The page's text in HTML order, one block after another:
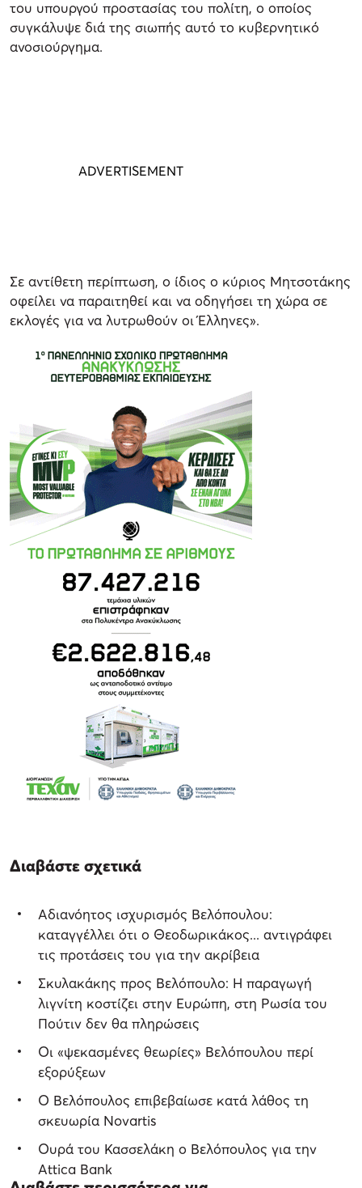
του υπουργού προστασίας του πολίτη, ο οποίος
συγκάλυψε διά της σιωπής αυτό το κυβερνητικό
ανοσιούργημα.
Σε αντίθετη περίπτωση, ο ίδιος ο κύριος Μητσοτάκης
οφείλει να παραιτηθεί και να οδηγήσει τη χώρα σε
εκλογές για να λυτρωθούν οι Έλληνες».
Διαβάστε σχετικά
Αδιανόητος ισχυρισμός Βελόπουλου:
καταγγέλλει ότι ο Θεοδωρικάκος... αντιγράφει
τις προτάσεις του για την ακρίβεια
Σκυλακάκης προς Βελόπουλο: Η παραγωγή
λιγνίτη κοστίζει στην Ευρώπη, στη Ρωσία του
Πούτιν δεν θα πληρώσεις
Οι «ψεκασμένες θεωρίες» Βελόπουλου περί
εξορύξεων
Ο Βελόπουλος επιβεβαίωσε κατά λάθος τη
σκευωρία Novartis
Ουρά του Κασσελάκη ο Βελόπουλος για την
Attica Bank